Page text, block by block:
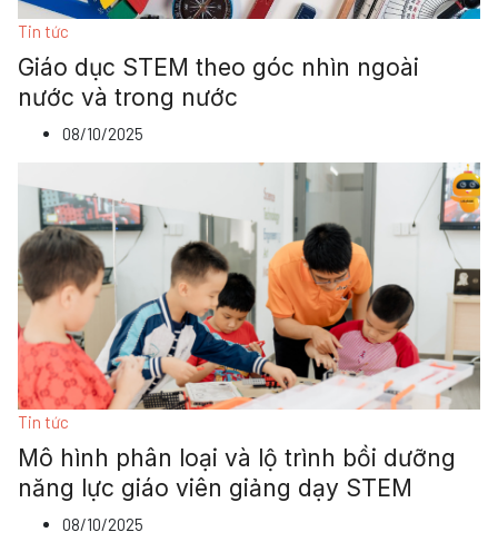
Tin tức
Giáo dục STEM theo góc nhìn ngoài
nước và trong nước
08/10/2025
Tin tức
Mô hình phân loại và lộ trình bồi dưỡng
năng lực giáo viên giảng dạy STEM
08/10/2025